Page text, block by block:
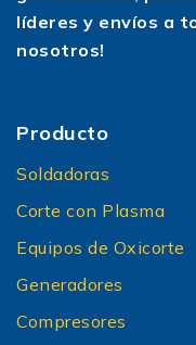
líderes y envíos a
nosotros!
Producto
Soldadoras
Corte con Plasma
Equipos de Oxicorte
Generadores
Compresores